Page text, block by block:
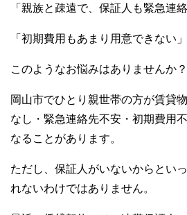
o
k
「親族と疎遠で、保証人も緊急連
「初期費用もあまり用意できない」
このようなお悩みはありませんか？
岡山市でひとり親世帯の方が賃貸
なし・緊急連絡先不安・初期費用
なることがあります。
ただし、保証人がいないからとい
れないわけではありません。